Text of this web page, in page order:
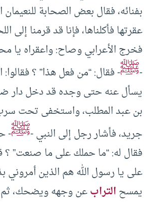
بفنائه، فقال بعض الصحابة للنعيمان
عقرتها فأكلناها، فإنا قد قرمنا إلى
فخرج الأعرابي وصاح: واعقراه يا
-ﷺ- فقال: “من فعل هذا” ؟ فقالوا:
يسأل عنه حتى وجده قد دخل دار
بن عبد المطلب، واستخفى تحت
جريد، فأشار رجل إلى النبي -ﷺ-
فقال له: “ما حملك على ما صنعت” ؟
على يا رسول الله هم الذين
يمسحالترابعن وجهه ويضحك، ثم